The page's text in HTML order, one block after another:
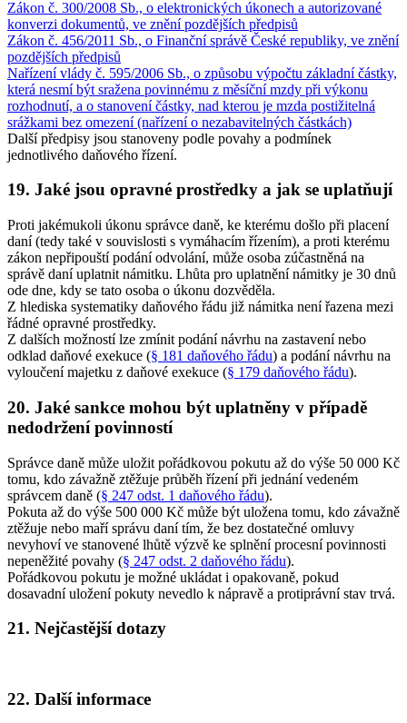
Zákon č. 300/2008 Sb., o elektronických úkonech a autorizované
konverzi dokumentů, ve znění pozdějších předpisů
Zákon č. 456/2011 Sb., o Finanční správě České republiky, ve znění
pozdějších předpisů
Nařízení vlády č. 595/2006 Sb., o způsobu výpočtu základní částky,
která nesmí být sražena povinnému z měsíční mzdy při výkonu
rozhodnutí, a o stanovení částky, nad kterou je mzda postižitelná
srážkami bez omezení (nařízení o nezabavitelných částkách)
Další předpisy jsou stanoveny podle povahy a podmínek
jednotlivého daňového řízení.
19. Jaké jsou opravné prostředky a jak se uplatňují
Proti jakémukoli úkonu správce daně, ke kterému došlo při placení
daní (tedy také v souvislosti s vymáhacím řízením), a proti kterému
zákon nepřipouští podání odvolání, může osoba zúčastněná na
správě daní uplatnit námitku. Lhůta pro uplatnění námitky je 30 dnů
ode dne, kdy se tato osoba o úkonu dozvěděla.
Z hlediska systematiky daňového řádu již námitka není řazena mezi
řádné opravné prostředky.
Z dalších možností lze zmínit podání návrhu na zastavení nebo
odklad daňové exekuce (§ 181 daňového řádu) a podání návrhu na
vyloučení majetku z daňové exekuce (§ 179 daňového řádu).
20. Jaké sankce mohou být uplatněny v případě
nedodržení povinností
Správce daně může uložit pořádkovou pokutu až do výše 50 000 Kč
tomu, kdo závažně ztěžuje průběh řízení při jednání vedeném
správcem daně (§ 247 odst. 1 daňového řádu).
Pokuta až do výše 500 000 Kč může být uložena tomu, kdo závažně
ztěžuje nebo maří správu daní tím, že bez dostatečné omluvy
nevyhoví ve stanovené lhůtě výzvě ke splnění procesní povinnosti
nepeněžité povahy (§ 247 odst. 2 daňového řádu).
Pořádkovou pokutu je možné ukládat i opakovaně, pokud
dosavadní uložení pokuty nevedlo k nápravě a protiprávní stav trvá.
21. Nejčastější dotazy
22. Další informace